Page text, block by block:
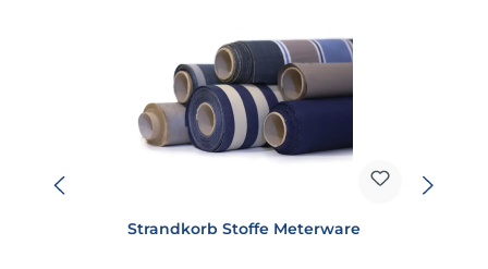
Strandkorb Stoffe Meterware